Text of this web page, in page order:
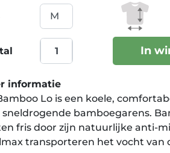
In
informatie
Lo is een koele,
bamboegarens.
fris door zijn natuurlijke anti-
transporteren het vocht van